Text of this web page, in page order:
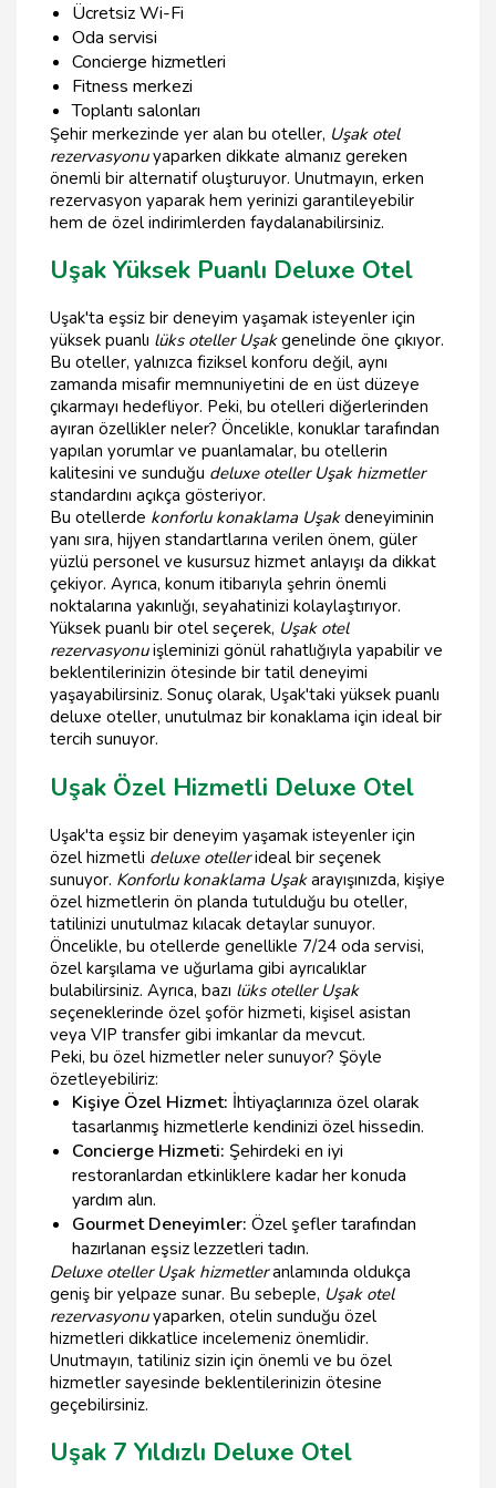
Ücretsiz Wi-Fi
Oda servisi
Concierge hizmetleri
Fitness merkezi
Toplantı salonları
Şehir merkezinde yer alan bu oteller, Uşak otel
rezervasyonuyaparken dikkate almanız gereken
önemli bir alternatif oluşturuyor. Unutmayın, erken
rezervasyon yaparak hem yerinizi garantileyebilir
hem de özel indirimlerden faydalanabilirsiniz.
Uşak Yüksek Puanlı Deluxe Otel
Uşak'ta eşsiz bir deneyim yaşamak isteyenler için
yüksek puanlı lüks oteller Uşakgenelinde öne çıkıyor.
Bu oteller, yalnızca fiziksel konforu değil, aynı
zamanda misafir memnuniyetini de en üst düzeye
çıkarmayı hedefliyor. Peki, bu otelleri diğerlerinden
ayıran özellikler neler? Öncelikle, konuklar tarafından
yapılan yorumlar ve puanlamalar, bu otellerin
kalitesini ve sunduğu deluxe oteller Uşak hizmetler
standardını açıkça gösteriyor.
Bu otellerde konforlu konaklama Uşakdeneyiminin
yanı sıra, hijyen standartlarına verilen önem, güler
yüzlü personel ve kusursuz hizmet anlayışı da dikkat
çekiyor. Ayrıca, konum itibarıyla şehrin önemli
noktalarına yakınlığı, seyahatinizi kolaylaştırıyor.
Yüksek puanlı bir otel seçerek, Uşak otel
rezervasyonuişleminizi gönül rahatlığıyla yapabilir ve
beklentilerinizin ötesinde bir tatil deneyimi
yaşayabilirsiniz. Sonuç olarak, Uşak'taki yüksek puanlı
deluxe oteller, unutulmaz bir konaklama için ideal bir
tercih sunuyor.
Uşak Özel Hizmetli Deluxe Otel
Uşak'ta eşsiz bir deneyim yaşamak isteyenler için
özel hizmetli deluxe otellerideal bir seçenek
sunuyor. Konforlu konaklama Uşakarayışınızda, kişiye
özel hizmetlerin ön planda tutulduğu bu oteller,
tatilinizi unutulmaz kılacak detaylar sunuyor.
Öncelikle, bu otellerde genellikle 7/24 oda servisi,
özel karşılama ve uğurlama gibi ayrıcalıklar
bulabilirsiniz. Ayrıca, bazı lüks oteller Uşak
seçeneklerinde özel şoför hizmeti, kişisel asistan
veya VIP transfer gibi imkanlar da mevcut.
Peki, bu özel hizmetler neler sunuyor? Şöyle
özetleyebiliriz:
Kişiye Özel Hizmet: İhtiyaçlarınıza özel olarak
tasarlanmış hizmetlerle kendinizi özel hissedin.
Concierge Hizmeti: Şehirdeki en iyi
restoranlardan etkinliklere kadar her konuda
yardım alın.
Gourmet Deneyimler: Özel şefler tarafından
hazırlanan eşsiz lezzetleri tadın.
Deluxe oteller Uşak hizmetleranlamında oldukça
geniş bir yelpaze sunar. Bu sebeple, Uşak otel
rezervasyonuyaparken, otelin sunduğu özel
hizmetleri dikkatlice incelemeniz önemlidir.
Unutmayın, tatiliniz sizin için önemli ve bu özel
hizmetler sayesinde beklentilerinizin ötesine
geçebilirsiniz.
Uşak 7 Yıldızlı Deluxe Otel